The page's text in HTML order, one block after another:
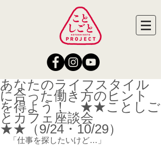
あなたのライフスタイル
に合った働き方のヒント
を得よう！ ★★ことしご
とカフェ座談会
★★（9/24・10/29）
「仕事を探したいけど…」